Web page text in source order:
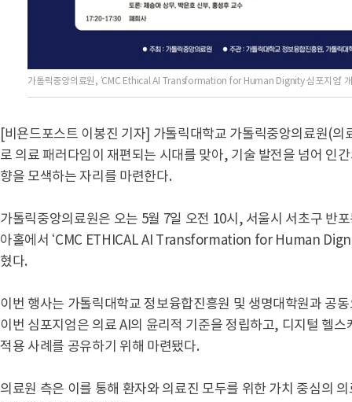
가톨릭중앙의료원, ‘CMC Ethical AI Transformation for Human Dignity 심포지엄’
[비욘드포스트 이봉진 기자] 가톨릭대학교 가톨릭중앙의료원(
로 의료 패러다임이 재편되는 시대를 맞아, 기술 발전을 넘어 인
향을 모색하는 자리를 마련한다.
가톨릭중앙의료원은 오는 5월 7일 오전 10시, 서울시 서초구 반
아홀에서 ‘CMC ETHICAL AI Transformation for Human
혔다.
이번 행사는 가톨릭대학교 정보융합진흥원 및 생명대학원과 공
이번 심포지엄은 의료 AI의 윤리적 기준을 정립하고, 디지털 헬
적용 사례를 공유하기 위해 마련됐다.
의료원 측은 이를 통해 환자와 의료진 모두를 위한 가치 중심의